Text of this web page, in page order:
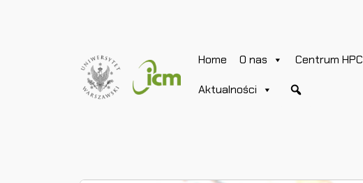
Home O nas Centrum HPC
Aktualności